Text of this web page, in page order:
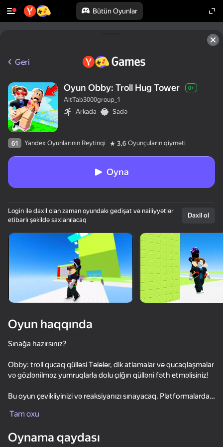
Bütün Oyunlar
Keyboard Escape: +1 Speed
Geri
Oyun Obby: Troll Hug Tower 0+
AltTab3000group_1
Arkada
Sadə
61 Yandex Oyunlarının Reytinqi 3,6 Oyunçuların qiyməti
Oyna
Login ilə daxil olan zaman oyundakı gedişat və nailiyyətlər
etibarlı şəkildə saxlanılacaq
Daxil ol
Oyun haqqında
Sınağa hazırsınız?
Obby: troll qucaq qülləsi Tələlər, dik atlamalar və qucaqlaşmalar
və gözlənilməz yumruqlarla dolu çılğın qülləni fəth etməlisiniz!
Bu oyun çevikliyinizi və reaksiyanızı sınayacaq. Platformalardan
Dostlarınızla yarışın və qala əfsanəsi olun! Əyləncə, adrenalin
Tam oxu
Oynama qaydası